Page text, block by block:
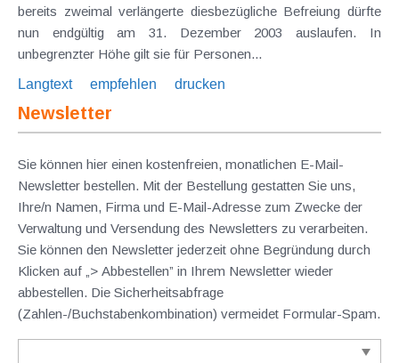
bereits zweimal verlängerte diesbezügliche Befreiung dürfte
nun endgültig am 31. Dezember 2003 auslaufen. In
unbegrenzter Höhe gilt sie für Personen...
Langtext
empfehlen drucken
Newsletter
Sie können hier einen kostenfreien, monatlichen E-Mail-
Newsletter bestellen. Mit der Bestellung gestatten Sie uns,
Ihre/n Namen, Firma und E-Mail-Adresse zum Zwecke der
Verwaltung und Versendung des Newsletters zu verarbeiten.
Sie können den Newsletter jederzeit ohne Begründung durch
Klicken auf „> Abbestellen” in Ihrem Newsletter wieder
abbestellen. Die Sicherheitsabfrage
(Zahlen-/Buchstabenkombination) vermeidet Formular-Spam.